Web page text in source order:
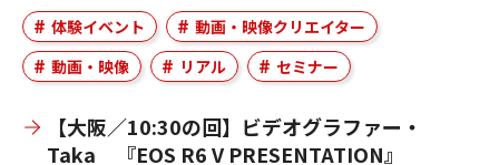
体験イベント
動画・映像クリエイター
動画・映像
リアル セミナー
【大阪／10:30の回】ビデオグラファー・
Taka 『EOS R6 V PRESENTATION』